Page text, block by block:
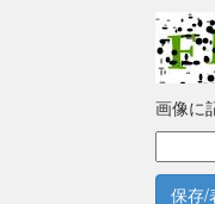
画像に
保存/